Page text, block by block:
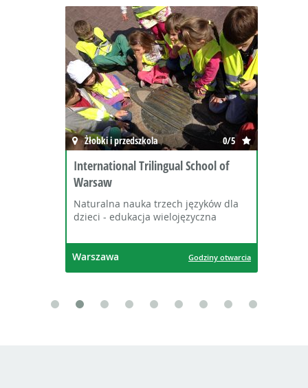
Żłobki i przedszkola 0/5
International Trilingual School of
Warsaw
Naturalna nauka trzech języków dla
dzieci - edukacja wielojęzyczna
Warszawa Godziny otwarcia